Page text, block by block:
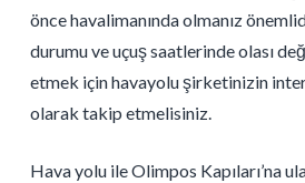
önce havalimanında olmanız
durumu ve uçuş saatlerinde olası
etmek için havayolu şirketinizin
olarak takip etmelisiniz.
Hava yolu ile Olimpos Kapıları’na